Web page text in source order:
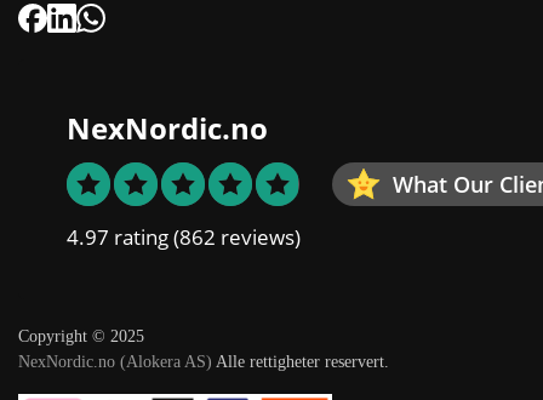
NexNordic.no
What Our
4.97 rating(862 reviews)
Copyright © 2025
NexNordic.no (Alokera AS) Alle rettigheter reservert.